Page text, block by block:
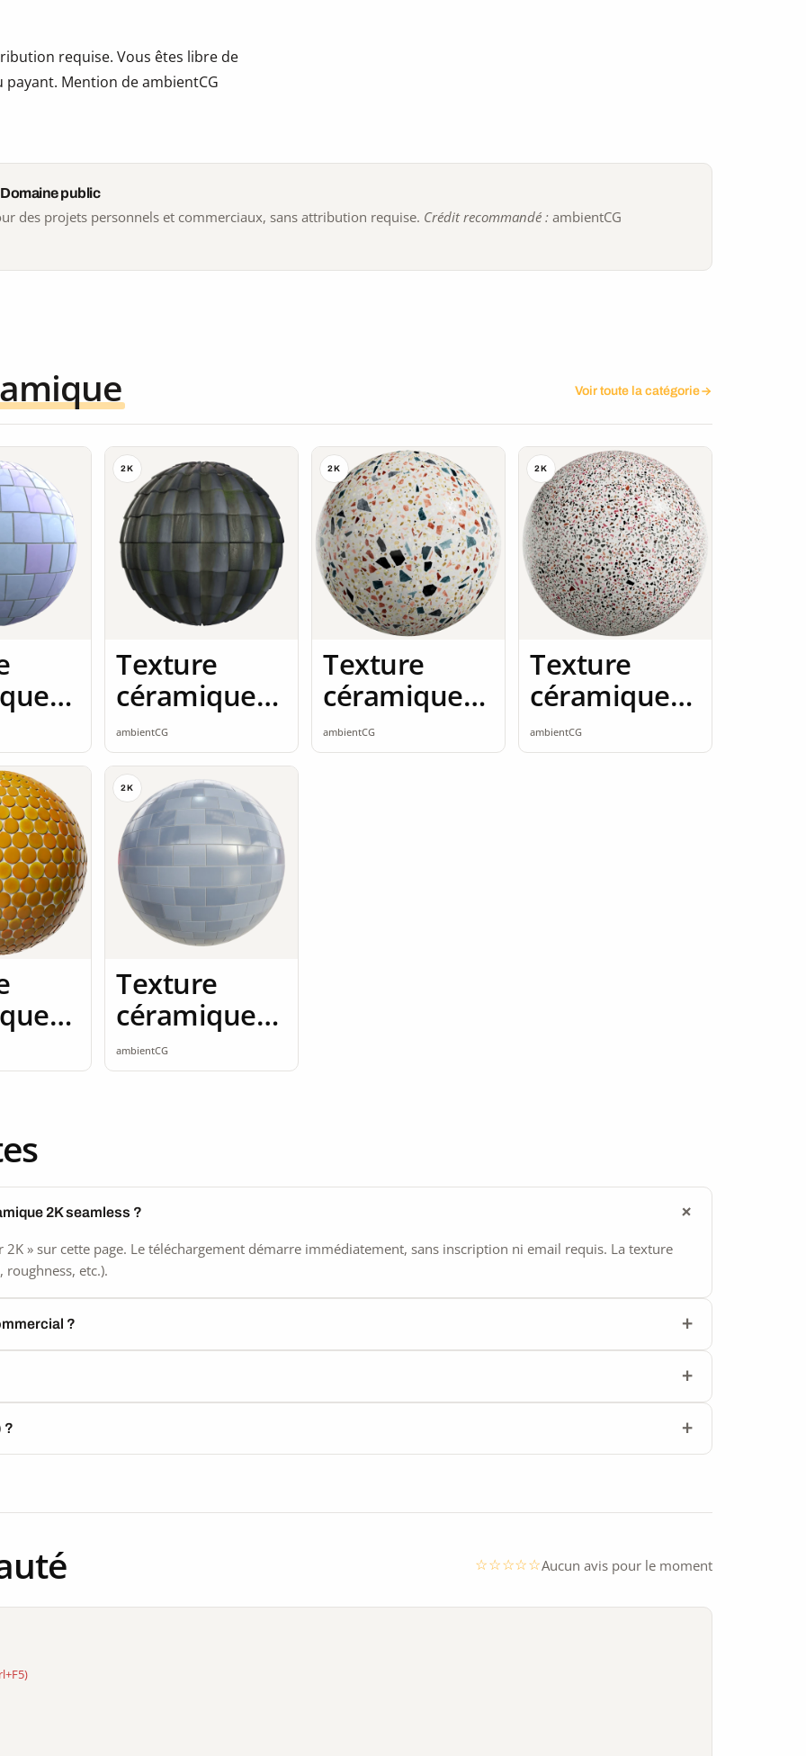
requise. Vous êtes libre de
Mention de ambientCG
public
des projets personnels et commerciaux, sans attribution requise. Crédit recommandé : ambientCG
Voir toute la catégorie
2K
Texture
céramique
2K seamless
ambientCG
2K
Texture
céramique
2K seamless
ambientCG
2K
Texture
céramique
2K seamless
ambientCG
2K
Texture
céramique
2K seamless
ambientCG
2K seamless ?
» sur cette page. Le téléchargement démarre immédiatement, sans inscription ni email requis. La texture
roughness, etc.).
?
?
Aucun avis pour le moment